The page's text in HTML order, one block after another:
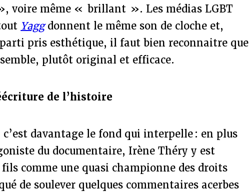
voire même « brillant ». Les médias LGBT
Yaggdonnent le même son de cloche et,
parti pris esthétique, il faut bien reconnaitre que
plutôt original et efficace.
de l’histoire
davantage le fond qui interpelle : en plus
du documentaire, Irène Théry y est
comme une quasi championne des droits
de soulever quelques commentaires acerbes